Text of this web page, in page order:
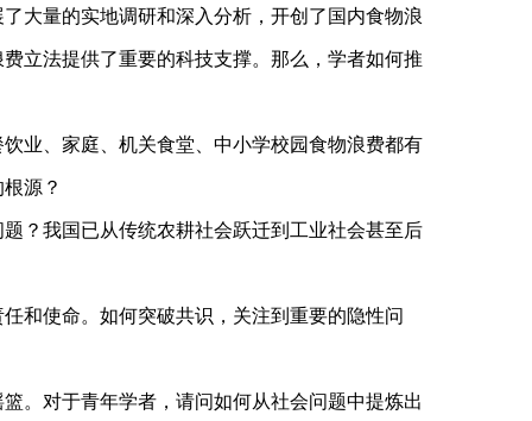
大量的实地调研和深入分析，开创了国内食物浪
立法提供了重要的科技支撑。那么，学者如何推
业、家庭、机关食堂、中小学校园食物浪费都有
源？
？我国已从传统农耕社会跃迁到工业社会甚至后
和使命。如何突破共识，关注到重要的隐性问
。对于青年学者，请问如何从社会问题中提炼出